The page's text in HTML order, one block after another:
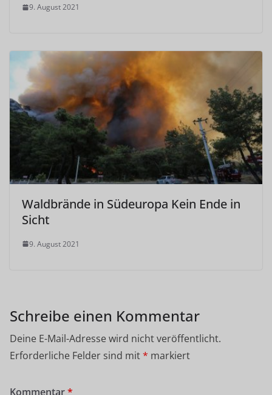
9. August 2021
Waldbrände in Südeuropa Kein Ende in
Sicht
9. August 2021
Schreibe einen Kommentar
Deine E-Mail-Adresse wird nicht veröffentlicht.
Erforderliche Felder sind mit* markiert
Kommentar*